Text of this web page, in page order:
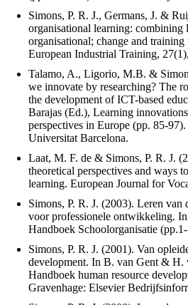
Simons, P. R. J., Germans, J. &
organisational learning: combining
organisational; change and
European Industrial Training,
Talamo, A., Ligorio, M.B. &
we innovate by researching? The
the development of ICT-based
Barajas (Ed.), Learning
perspectives in Europe (pp. 85-
Universitat Barcelona.
Laat, M. F. de & Simons, P. R. J.
theoretical perspectives and ways
learning. European Journal for
Simons, P. R. J. (2003). Leren van
voor professionele ontwikkeling.
Handboek Schoolorganisatie
Simons, P. R. J. (2001). Van
development. In B. van Gent & H.
Handboek human resource
Gravenhage: Elsevier